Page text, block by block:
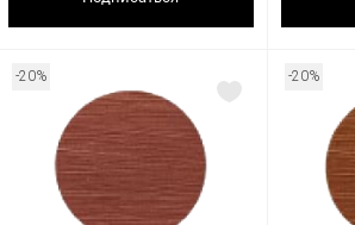
-20% -20%